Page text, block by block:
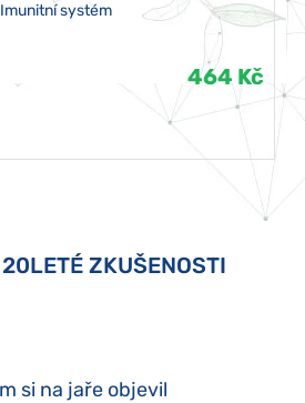
Imunitní systém
464 Kč
ZKUŠENOSTI
si na jaře objevil